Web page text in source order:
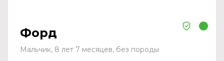
Форд
Мальчик, 8 лет 7 месяцев, без породы